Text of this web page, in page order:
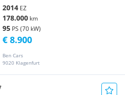
2014 EZ
178.000 km
95 PS (70 kW)
Ben Cars
9020 Klagenfurt
€ 8.900